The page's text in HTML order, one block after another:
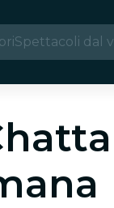
Spettacoli dal
Londra
Esperienze e